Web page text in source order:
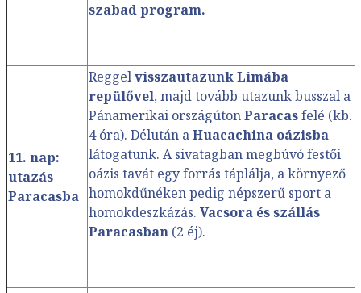
szabad program.
11. nap:
utazás
Paracasba
Reggelvisszautazunk Limába
repülővel, majd tovább utazunk busszal a
Pánamerikai országútonParacasfelé (kb.
4 óra). Délután aHuacachina oázisba
látogatunk. A sivatagban megbúvó festői
oázis tavát egy forrás táplálja, a környező
homokdűnéken pedig népszerű sport a
homokdeszkázás. Vacsora és szállás
Paracasban(2 éj).